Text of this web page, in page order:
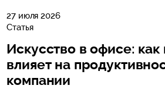
27 июля 2026
Статья
Искусство в офисе: как
влияет на
компании